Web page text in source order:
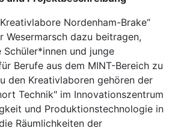
Nordenham-Brake“
Wesermarsch dazu beitragen,
Schüler*innen und junge
Berufe aus dem MINT-Bereich zu
den Kreativlaboren gehören der
Technik" im Innovationszentrum
und Produktionstechnologie in
Räumlichkeiten der